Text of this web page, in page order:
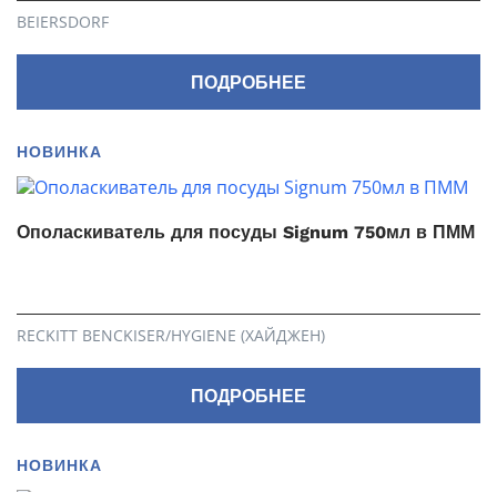
BEIERSDORF
ПОДРОБНЕЕ
НОВИНКА
Ополаскиватель для посуды Signum 750мл в ПММ
RECKITT BENCKISER/HYGIENE (ХАЙДЖЕН)
ПОДРОБНЕЕ
НОВИНКА